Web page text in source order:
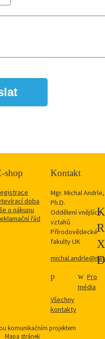
shop
doba
o nákupu
řád
Kontakt
Mgr. Michal Andrle,
Ph.D.
Oddělení vnějších
vztahů
Přírodovědecké
fakulty UK
Všechny
kontakty
Pro
média
komunikačním projektem
Mapa stránek